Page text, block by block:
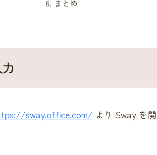
まとめ
sway.office.com/ より Sway を